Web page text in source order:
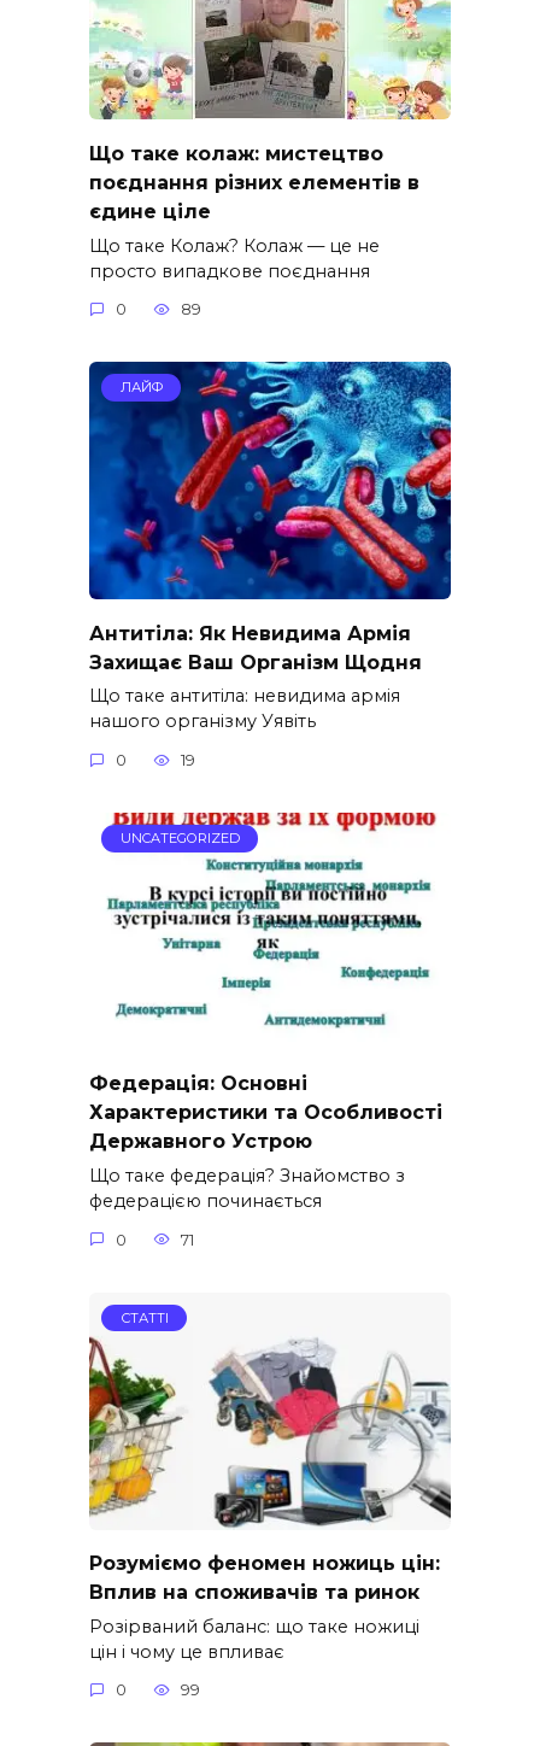
Що таке колаж: мистецтво
поєднання різних елементів в
єдине ціле
Що таке Колаж? Колаж — це не
просто випадкове поєднання
0 89
ЛАЙФ
Антитіла: Як Невидима Армія
Захищає Ваш Організм Щодня
Що таке антитіла: невидима армія
нашого організму Уявіть
0 19
UNCATEGORIZED
Федерація: Основні
Характеристики та Особливості
Державного Устрою
Що таке федерація? Знайомство з
федерацією починається
0 71
СТАТТІ
Розуміємо феномен ножиць цін:
Вплив на споживачів та ринок
Розірваний баланс: що таке ножиці
цін і чому це впливає
0 99